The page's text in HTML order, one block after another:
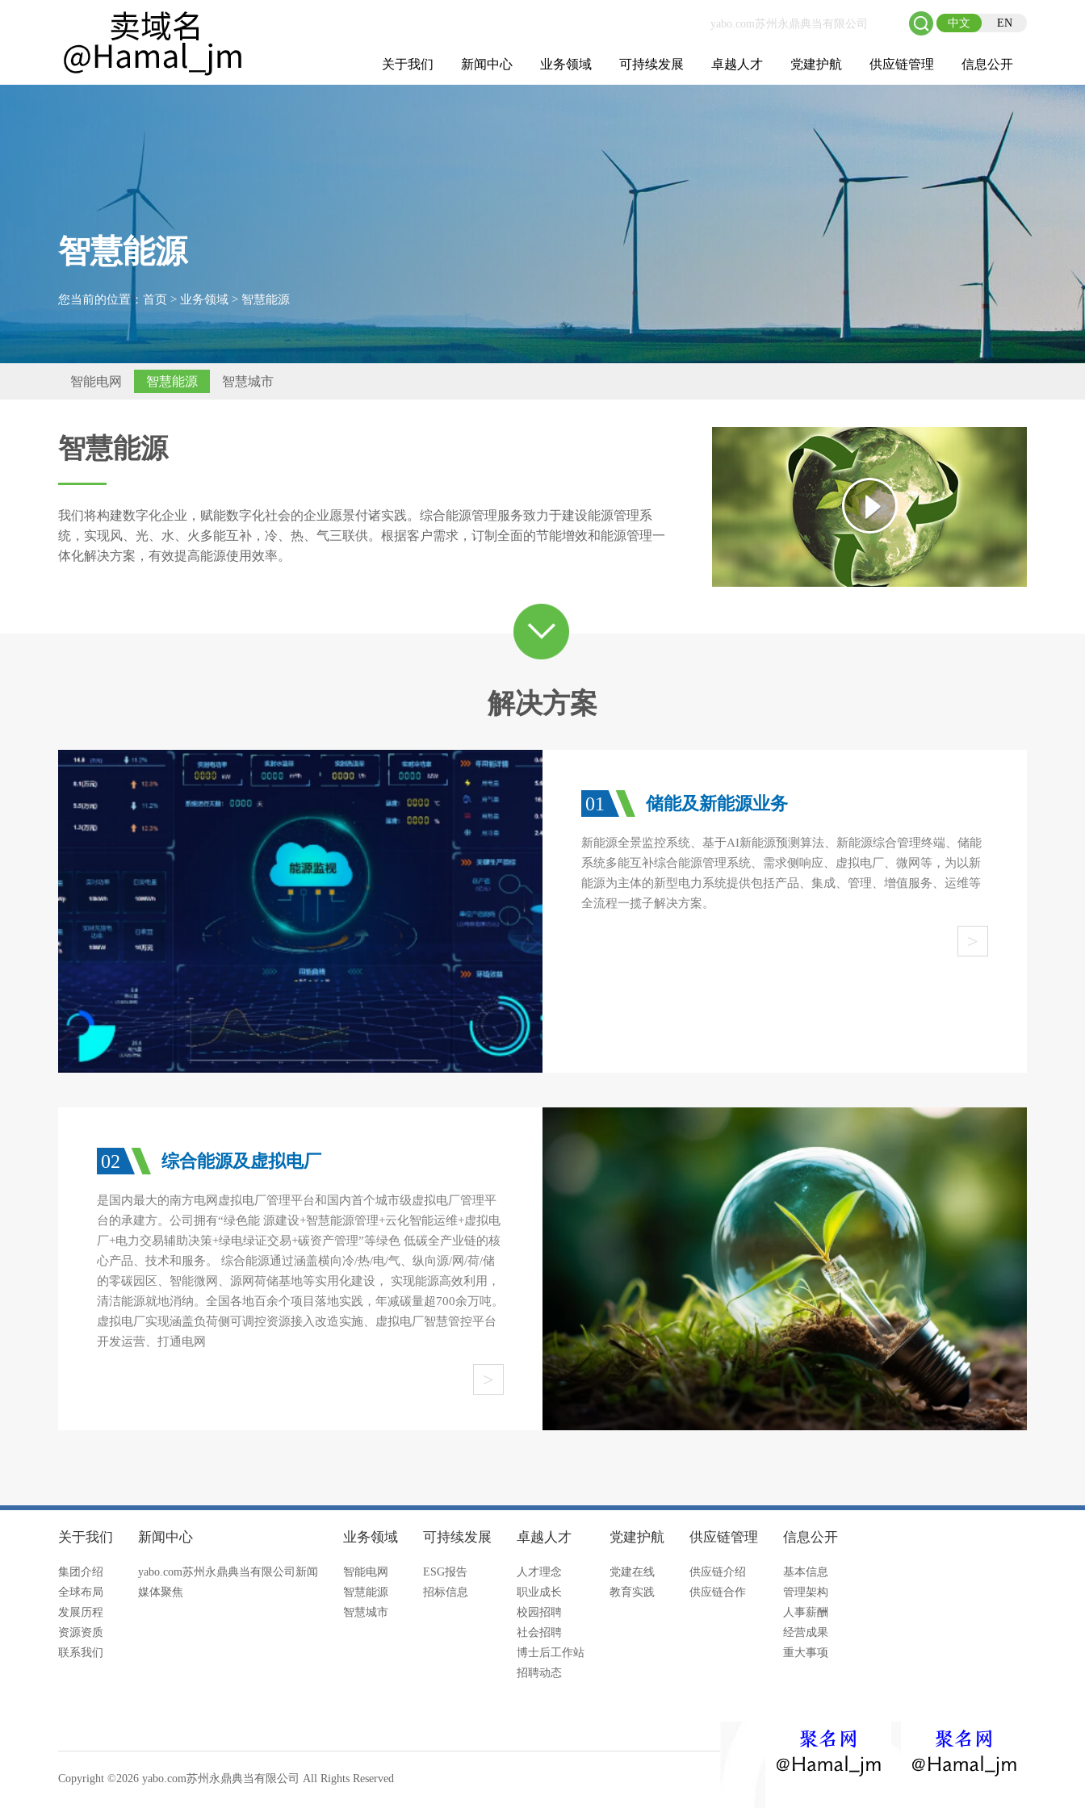
中文 EN
关于我们 新闻中心 业务领域 可持续发展 卓越人才 党建护航 供应链管理 信息公开
智慧能源
您当前的位置： 首页 > 业务领域 > 智慧能源
智能电网 智慧能源 智慧城市
智慧能源
我们将构建数字化企业，赋能数字化社会的企业愿景付诸实践。综合能源管理服务致力于建设能源管理系
统，实现风、光、水、火多能互补，冷、热、气三联供。根据客户需求，订制全面的节能增效和能源管理一
体化解决方案，有效提高能源使用效率。
解决方案
01 储能及新能源业务
新能源全景监控系统、基于AI新能源预测算法、新能源综合管理终端、储能
系统多能互补综合能源管理系统、需求侧响应、虚拟电厂、微网等，为以新
能源为主体的新型电力系统提供包括产品、集成、管理、增值服务、运维等
全流程一揽子解决方案。
>
02 综合能源及虚拟电厂
是国内最大的南方电网虚拟电厂管理平台和国内首个城市级虚拟电厂管理平
台的承建方。公司拥有“绿色能 源建设+智慧能源管理+云化智能运维+虚拟电
厂+电力交易辅助决策+绿电绿证交易+碳资产管理”等绿色 低碳全产业链的核
心产品、技术和服务。 综合能源通过涵盖横向冷/热/电/气、纵向源/网/荷/储
的零碳园区、智能微网、源网荷储基地等实用化建设， 实现能源高效利用，
清洁能源就地消纳。全国各地百余个项目落地实践，年减碳量超700余万吨。
虚拟电厂实现涵盖负荷侧可调控资源接入改造实施、虚拟电厂智慧管控平台
开发运营、打通电网
>
关于我们
集团介绍
全球布局
发展历程
资源资质
联系我们
新闻中心
yabo.com苏州永鼎典当有限公司新闻
媒体聚焦
业务领域
智能电网
智慧能源
智慧城市
可持续发展
ESG报告
招标信息
卓越人才
人才理念
职业成长
校园招聘
社会招聘
博士后工作站
招聘动态
党建护航
党建在线
教育实践
供应链管理
供应链介绍
供应链合作
信息公开
基本信息
管理架构
人事薪酬
经营成果
重大事项
Copyright ©2026 yabo.com苏州永鼎典当有限公司 All Rights Reserved